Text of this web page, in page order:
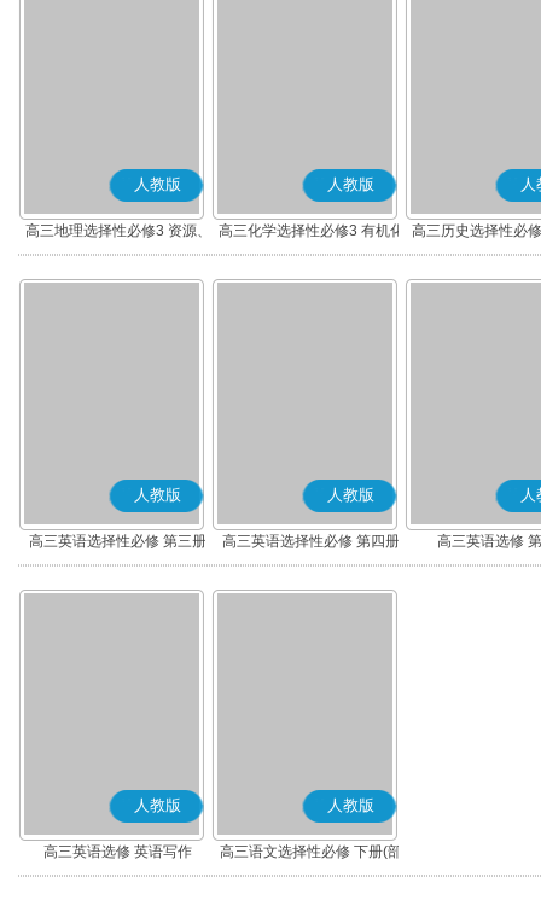
人教版
高三地理选择性必修3 资源、
环境与国家安全
人教版
高三化学选择性必修3 有机化
学基础
人
高三历史选择性必
流与传播(部
人教版
高三英语选择性必修 第三册
人教版
高三英语选择性必修 第四册
人
高三英语选修
人教版
高三英语选修 英语写作
人教版
高三语文选择性必修 下册(部
编版)